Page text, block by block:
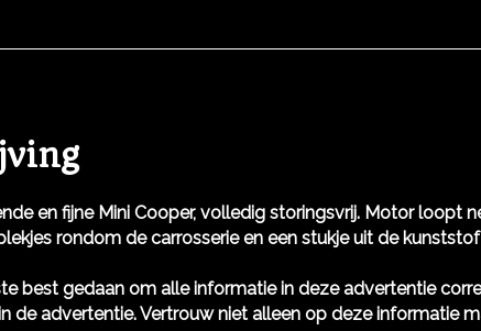
en fijne Mini Cooper, volledig storingsvrij. Motor loopt
rondom de carrosserie en een stukje uit de kunststof
best gedaan om alle informatie in deze advertentie
de advertentie. Vertrouw niet alleen op deze informatie